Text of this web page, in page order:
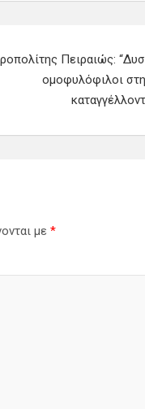
Πειραιώς:
ομοφυλόφιλοι
με *